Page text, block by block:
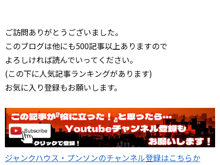
ご訪問ありがとうございました。
このブログは他にも500記事以上ありますので
よろしければ読んでいってください。
(この下に人気記事ランキングがあります)
お気に入り登録もお願いします。
ジャンクハウス・プンソンのチャンネル登録はこちらか